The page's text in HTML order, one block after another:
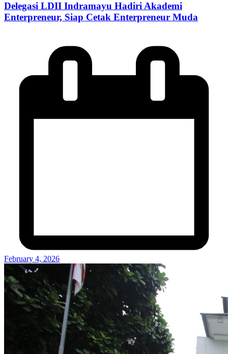
Delegasi LDII Indramayu Hadiri Akademi
Enterpreneur, Siap Cetak Enterpreneur Muda
February 4, 2026